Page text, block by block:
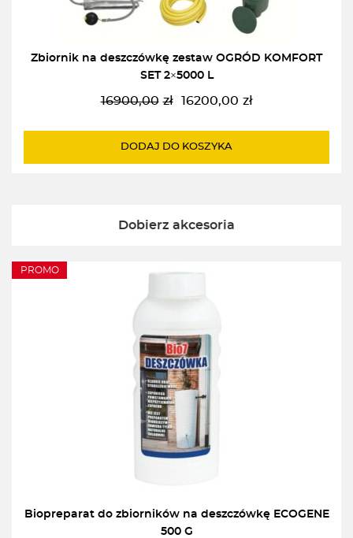
Zbiornik na deszczówkę zestaw OGRÓD KOMFORT
SET 2×5000 L
16900,00 zł
Pierwotna
wynosiła:
16200,00 zł
Aktualna
wynosi:
DODAJ DO KOSZYKA
Dobierz akcesoria
PROMO
Biopreparat do zbiorników na deszczówkę ECOGENE
500 G